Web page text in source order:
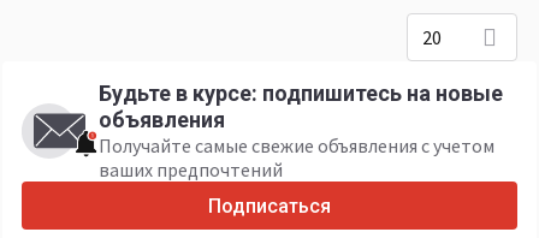
20
Будьте в курсе: подпишитесь на новые
объявления
Получайте самые свежие объявления с учетом
ваших предпочтений
Подписаться